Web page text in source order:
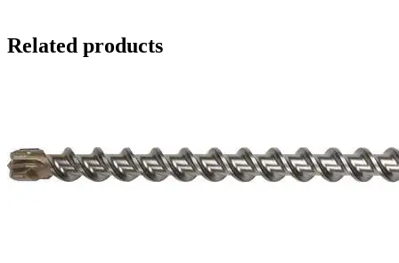
Related products